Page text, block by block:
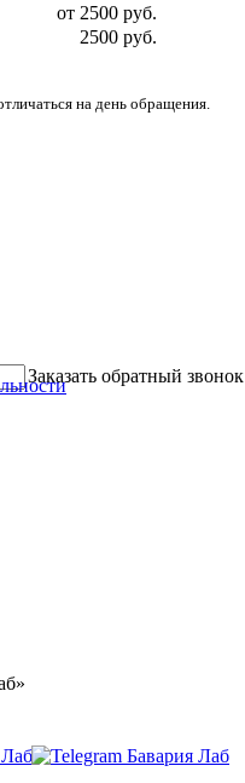
от 2500 руб.
2500 руб.
на день обращения.
Заказать обратный звонок